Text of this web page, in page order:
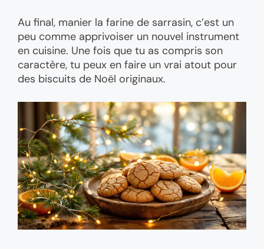
Au final, manier la farine de sarrasin, c’est un
peu comme apprivoiser un nouvel instrument
en cuisine. Une fois que tu as compris son
caractère, tu peux en faire un vrai atout pour
des biscuits de Noël originaux.